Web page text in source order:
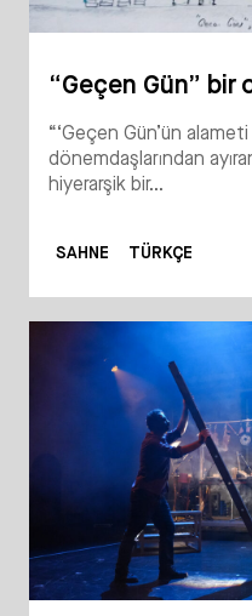
“Geçen Gün” bir
“‘Geçen Gün’ün
dönemdaşlarından
hiyerarşik bir...
SAHNE TÜRKÇE